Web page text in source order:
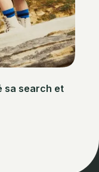
sa search et